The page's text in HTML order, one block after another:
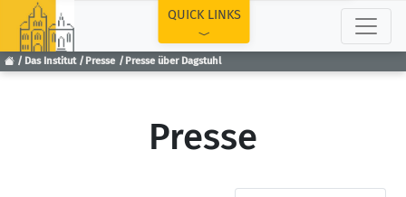
Das Institut Presse Presse über Dagstuhl
QUICK LINKS
Presse